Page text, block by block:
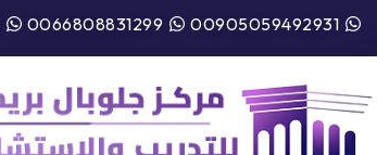
00905059492931
0066808831299